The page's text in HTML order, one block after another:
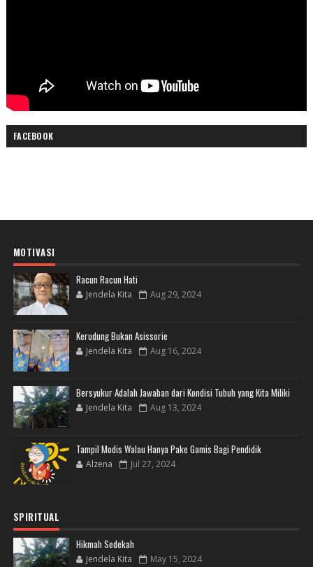
FACEBOOK
MOTIVASI
Racun Racun Hati
Jendela Kita Aug 29, 2024
Kerudung Bukan Asissorie
Jendela Kita Aug 16, 2024
Bersyukur Adalah Jawaban dari Kondisi Tubuh yang Kita Miliki
Jendela Kita Aug 13, 2024
Tampil Modis Walau Hanya Pake Gamis Bagi Pendidik
Alzena Jul 27, 2024
SPIRITUAL
Hikmah Sedekah
Jendela Kita May 15, 2024